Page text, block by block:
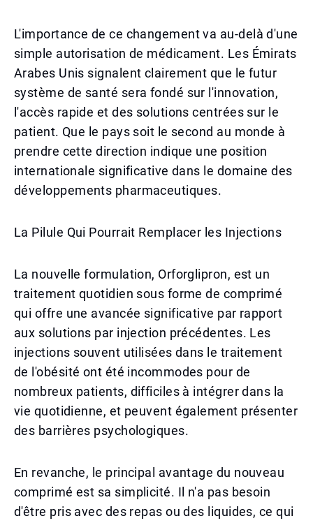
L'importance de ce changement va au-delà d'une
simple autorisation de médicament. Les Émirats
Arabes Unis signalent clairement que le futur
système de santé sera fondé sur l'innovation,
l'accès rapide et des solutions centrées sur le
patient. Que le pays soit le second au monde à
prendre cette direction indique une position
internationale significative dans le domaine des
développements pharmaceutiques.
La Pilule Qui Pourrait Remplacer les Injections
La nouvelle formulation, Orforglipron, est un
traitement quotidien sous forme de comprimé
qui offre une avancée significative par rapport
aux solutions par injection précédentes. Les
injections souvent utilisées dans le traitement
de l'obésité ont été incommodes pour de
nombreux patients, difficiles à intégrer dans la
vie quotidienne, et peuvent également présenter
des barrières psychologiques.
En revanche, le principal avantage du nouveau
comprimé est sa simplicité. Il n'a pas besoin
d'être pris avec des repas ou des liquides, ce qui